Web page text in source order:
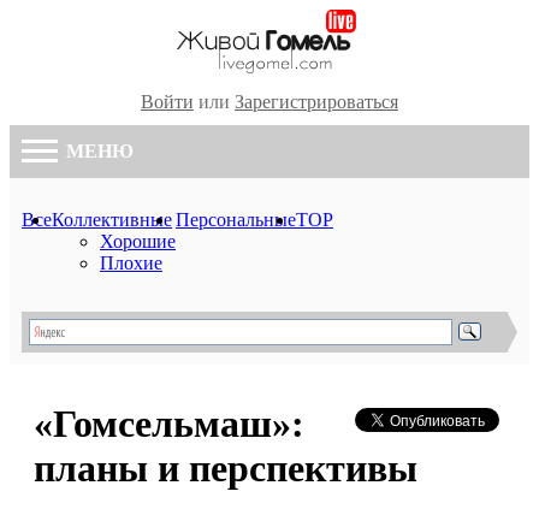
Войти или Зарегистрироваться
МЕНЮ
ВсеКоллективные
Хорошие
Плохие
ПерсональныеTOP
«Гомсельмаш»:
планы и перспективы